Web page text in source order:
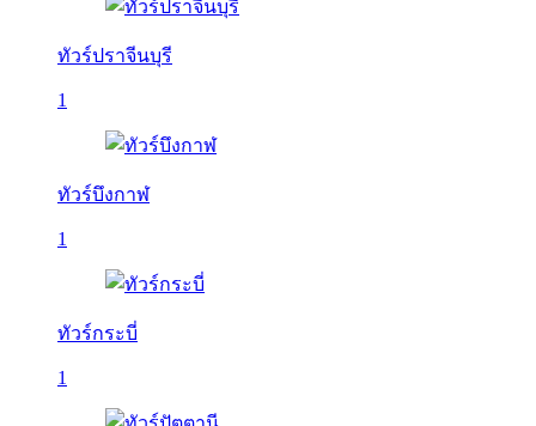
ทัวร์ปราจีนบุรี
1
ทัวร์บึงกาฬ
1
ทัวร์กระบี่
1